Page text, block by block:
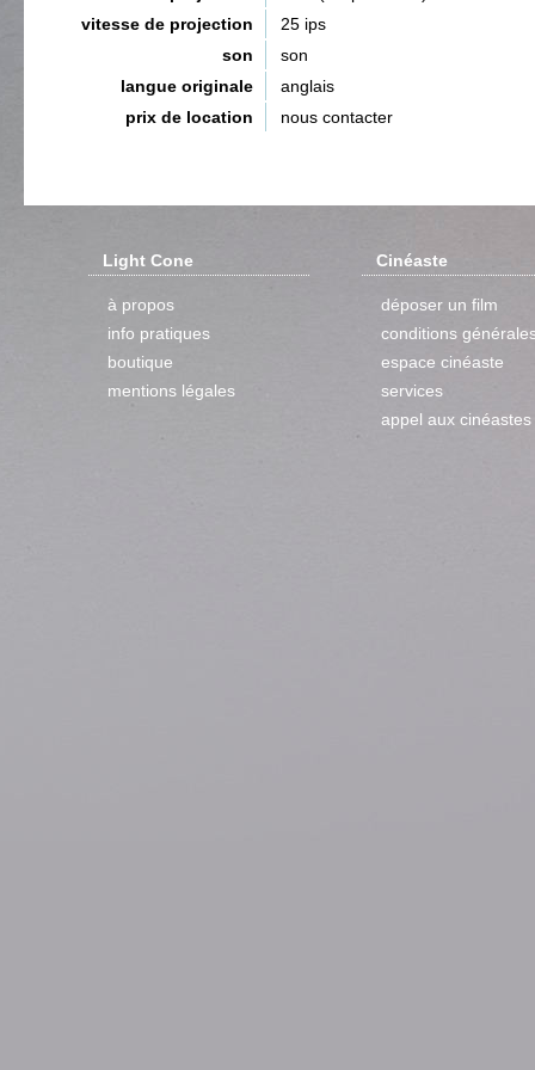
vitesse de projection
25 ips
son
son
langue originale
anglais
prix de location
nous contacter
Light Cone
à propos
info pratiques
boutique
mentions légales
Cinéaste
déposer un film
conditions
espace cinéaste
services
appel aux cinéastes